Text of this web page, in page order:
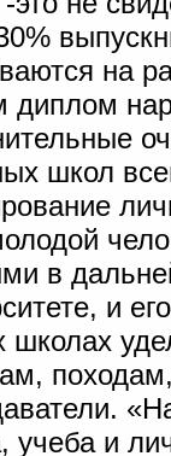
на
диплом
школ
в
и
школах
учеба и